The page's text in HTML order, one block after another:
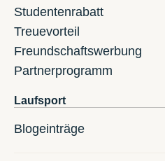
Studentenrabatt
Treuevorteil
Freundschaftswerbung
Partnerprogramm
Laufsport
Blogeinträge